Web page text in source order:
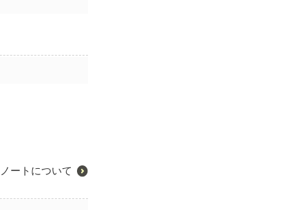
ートについて